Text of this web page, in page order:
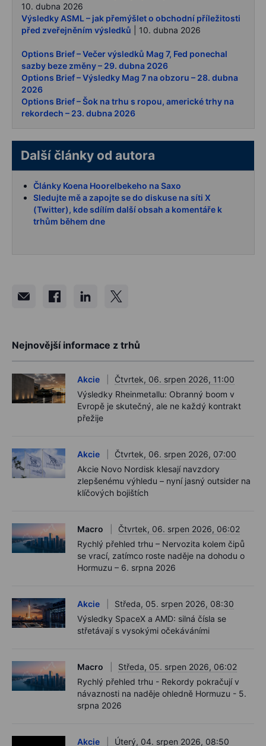
10. dubna 2026
Výsledky ASML – jak přemýšlet o obchodní příležitosti
před zveřejněním výsledků | 10. dubna 2026
Options Brief – Večer výsledků Mag 7, Fed ponechal
sazby beze změny – 29. dubna 2026
Options Brief – Výsledky Mag 7 na obzoru – 28. dubna
2026
Options Brief – Šok na trhu s ropou, americké trhy na
rekordech – 23. dubna 2026
Další články od autora
Články Koena Hoorelbekeho na Saxo
Sledujte mě a zapojte se do diskuse na síti X
(Twitter), kde sdílím další obsah a komentáře k
trhům během dne
Nejnovější informace z trhů
Akcie
Čtvrtek, 06. srpen 2026, 11:00
Výsledky Rheinmetallu: Obranný boom v
Evropě je skutečný, ale ne každý kontrakt
přežije
Akcie
Čtvrtek, 06. srpen 2026, 07:00
Akcie Novo Nordisk klesají navzdory
zlepšenému výhledu – nyní jasný outsider na
klíčových bojištích
Macro
Čtvrtek, 06. srpen 2026, 06:02
Rychlý přehled trhu – Nervozita kolem čipů
se vrací, zatímco roste naděje na dohodu o
Hormuzu – 6. srpna 2026
Akcie
Středa, 05. srpen 2026, 08:30
Výsledky SpaceX a AMD: silná čísla se
střetávají s vysokými očekáváními
Macro
Středa, 05. srpen 2026, 06:02
Rychlý přehled trhu - Rekordy pokračují v
návaznosti na naděje ohledně Hormuzu - 5.
srpna 2026
Akcie Úterý, 04. srpen 2026, 08:50